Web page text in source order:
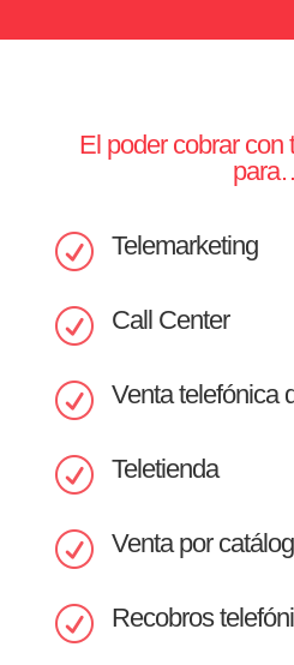
El poder cobrar con
R Telemarketing
R Call Center
R Venta telefónica
R Teletienda
R Venta por
R Recobros